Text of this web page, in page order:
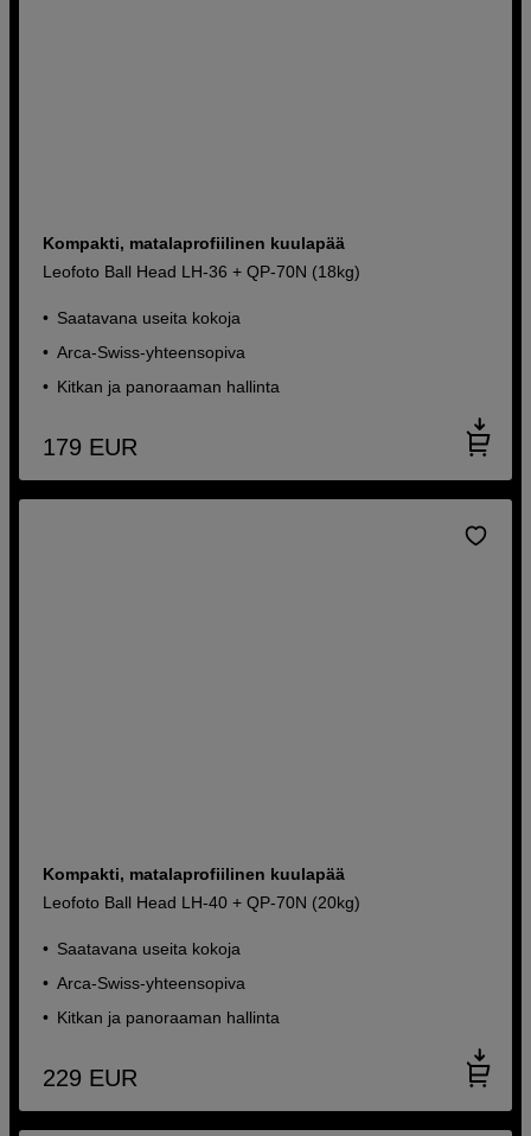
Kompakti, matalaprofiilinen kuulapää
Leofoto Ball Head LH-36 + QP-70N (18kg)
Saatavana useita kokoja
Arca-Swiss-yhteensopiva
Kitkan ja panoraaman hallinta
179 EUR
Kompakti, matalaprofiilinen kuulapää
Leofoto Ball Head LH-40 + QP-70N (20kg)
Saatavana useita kokoja
Arca-Swiss-yhteensopiva
Kitkan ja panoraaman hallinta
229 EUR